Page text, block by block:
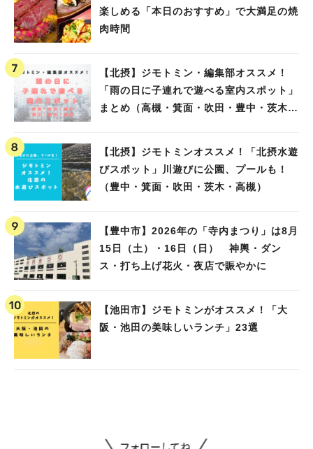
楽しめる「本日のおすすめ」で大満足の焼
肉時間
【北摂】ジモトミン・編集部オススメ！
「雨の日に子連れで遊べる室内スポット」
まとめ（高槻・箕面・吹田・豊中・茨木・
【北摂】ジモトミンオススメ！「北摂水遊
びスポット」川遊びに公園、プールも！
（豊中・箕面・吹田・茨木・高槻）
【豊中市】2026年の「寺内まつり」は8月
15日（土）・16日（日） 神輿・ダン
ス・打ち上げ花火・夜店で賑やかに
【池田市】ジモトミンがオススメ！「大
阪・池田の美味しいランチ」23選
人気のキーワード
#今週どこいく？#自然とふれあう
#教えたい／教えて投稿記事 #大阪学院大 商品開発プロジェクト